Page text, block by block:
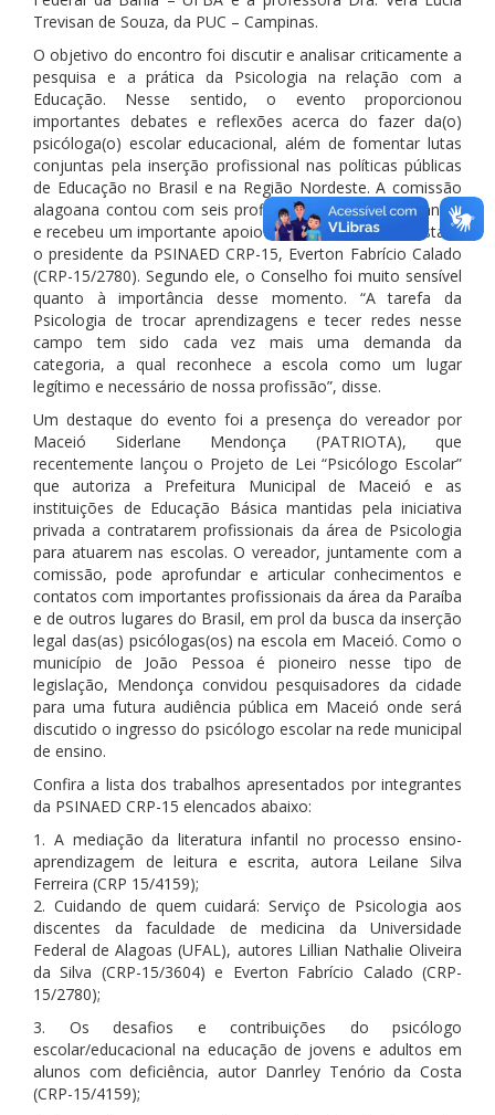
Trevisan de Souza, da PUC – Campinas.
O objetivo do encontro foi discutir e analisar criticamente a
pesquisa e a prática da Psicologia na relação com a
Educação. Nesse sentido, o evento proporcionou
importantes debates e reflexões acerca do fazer da(o)
psicóloga(o) escolar educacional, além de fomentar lutas
conjuntas pela inserção profissional nas políticas públicas
de Educação no Brasil e na Região Nordeste. A comissão
alagoana contou com seis profissionais e dois estudantes
e recebeu um importante apoio do CRP, conforme destaca
o presidente da PSINAED CRP-15, Everton Fabrício Calado
(CRP-15/2780). Segundo ele, o Conselho foi muito sensível
quanto à importância desse momento. “A tarefa da
Psicologia de trocar aprendizagens e tecer redes nesse
campo tem sido cada vez mais uma demanda da
categoria, a qual reconhece a escola como um lugar
legítimo e necessário de nossa profissão”, disse.
Um destaque do evento foi a presença do vereador por
Maceió Siderlane Mendonça (PATRIOTA), que
recentemente lançou o Projeto de Lei “Psicólogo Escolar”
que autoriza a Prefeitura Municipal de Maceió e as
instituições de Educação Básica mantidas pela iniciativa
privada a contratarem profissionais da área de Psicologia
para atuarem nas escolas. O vereador, juntamente com a
comissão, pode aprofundar e articular conhecimentos e
contatos com importantes profissionais da área da Paraíba
e de outros lugares do Brasil, em prol da busca da inserção
legal das(as) psicólogas(os) na escola em Maceió. Como o
município de João Pessoa é pioneiro nesse tipo de
legislação, Mendonça convidou pesquisadores da cidade
para uma futura audiência pública em Maceió onde será
discutido o ingresso do psicólogo escolar na rede municipal
de ensino.
Confira a lista dos trabalhos apresentados por integrantes
da PSINAED CRP-15 elencados abaixo:
1. A mediação da literatura infantil no processo ensino-
aprendizagem de leitura e escrita, autora Leilane Silva
Ferreira (CRP 15/4159);
2. Cuidando de quem cuidará: Serviço de Psicologia aos
discentes da faculdade de medicina da Universidade
Federal de Alagoas (UFAL), autores Lillian Nathalie Oliveira
da Silva (CRP-15/3604) e Everton Fabrício Calado (CRP-
15/2780);
3. Os desafios e contribuições do psicólogo
escolar/educacional na educação de jovens e adultos em
alunos com deficiência, autor Danrley Tenório da Costa
(CRP-15/4159);